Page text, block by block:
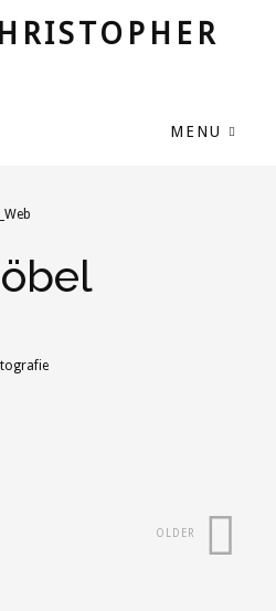
MENU
OLDER